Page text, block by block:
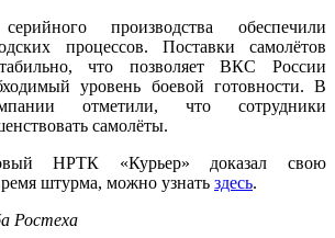
производства обеспечили
процессов. Поставки самолётов
что позволяет ВКС России
уровень боевой готовности. В
отметили, что сотрудники
самолёты.
НРТК «Курьер» доказал свою
штурма, можно узнать здесь.
Ростеха